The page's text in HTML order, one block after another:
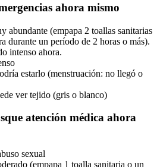
ahora mismo
abundante (empapa 2 toallas sanitarias
durante un período de 2 horas o más).
intenso ahora.
estarlo (menstruación: no llegó o
ver tejido (gris o blanco)
atención médica ahora
sexual
(empapa 1 toalla sanitaria o un